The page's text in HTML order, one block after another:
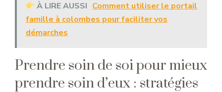
À LIRE AUSSI Comment utiliser le portail
famille à colombes pour faciliter vos
démarches
Prendre soin de soi pour mieux
prendre soin d’eux : stratégies